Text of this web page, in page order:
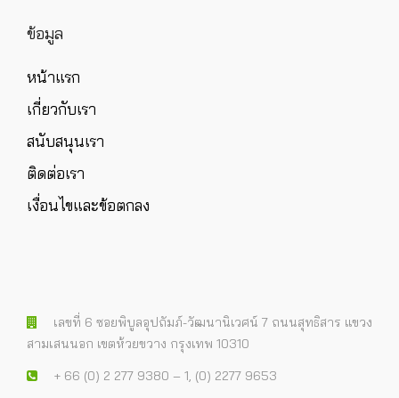
ข้อมูล
หน้าแรก
เกี่ยวกับเรา
สนับสนุนเรา
ติดต่อเรา
เงื่อนไขและข้อตกลง
เลขที่ 6 ซอยพิบูลอุปถัมภ์-วัฒนานิเวศน์ 7 ถนนสุทธิสาร แขวง
สามเสนนอก เขตห้วยขวาง กรุงเทพ 10310
+ 66 (0) 2 277 9380 – 1, (0) 2277 9653